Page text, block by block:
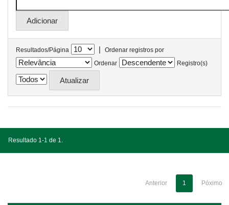
Resultados/Página |
Ordenar registros por
Ordenar
Registro(s)
Resultado 1-1 de 1.
Anterior 1 Póximo